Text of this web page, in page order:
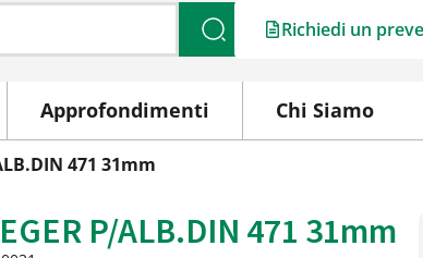
Cerca Richiedi un
Approfondimenti Chi Siamo
471 31mm
P/ALB.DIN 471 31mm